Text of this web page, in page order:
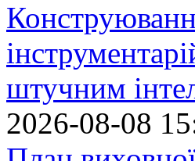
штучним
2026-08-08